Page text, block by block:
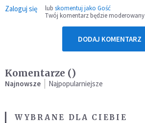
Zaloguj się lub skomentuj jako Gość
Twój komentarz będzie moderowany
DODAJ KOMENTARZ
Komentarze ()
Najnowsze Najpopularniejsze
WYBRANE DLA CIEBIE